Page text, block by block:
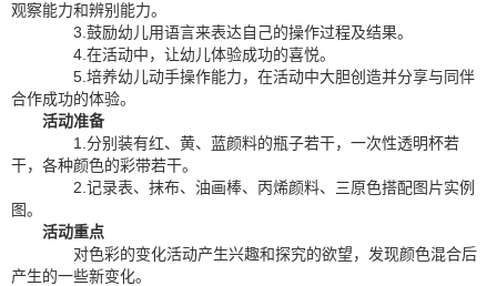
观察能力和辨别能力。
3.鼓励幼儿用语言来表达自己的操作过程及结果。
4.在活动中，让幼儿体验成功的喜悦。
5.培养幼儿动手操作能力，在活动中大胆创造并分享与同伴
合作成功的体验。
活动准备
1.分别装有红、黄、蓝颜料的瓶子若干，一次性透明杯若
干，各种颜色的彩带若干。
2.记录表、抹布、油画棒、丙烯颜料、三原色搭配图片实例
图。
活动重点
对色彩的变化活动产生兴趣和探究的欲望，发现颜色混合后
产生的一些新变化。